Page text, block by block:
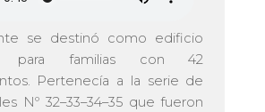
se destinó como edificio
para familias con 42
Pertenecía a la serie de
Nº 32–33–34–35 que fueron